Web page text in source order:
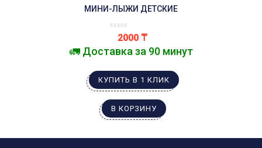
МИНИ-ЛЫЖИ ДЕТСКИЕ
2000 ₸
🚛 Доставка за 90 минут
КУПИТЬ В 1 КЛИК
В КОРЗИНУ